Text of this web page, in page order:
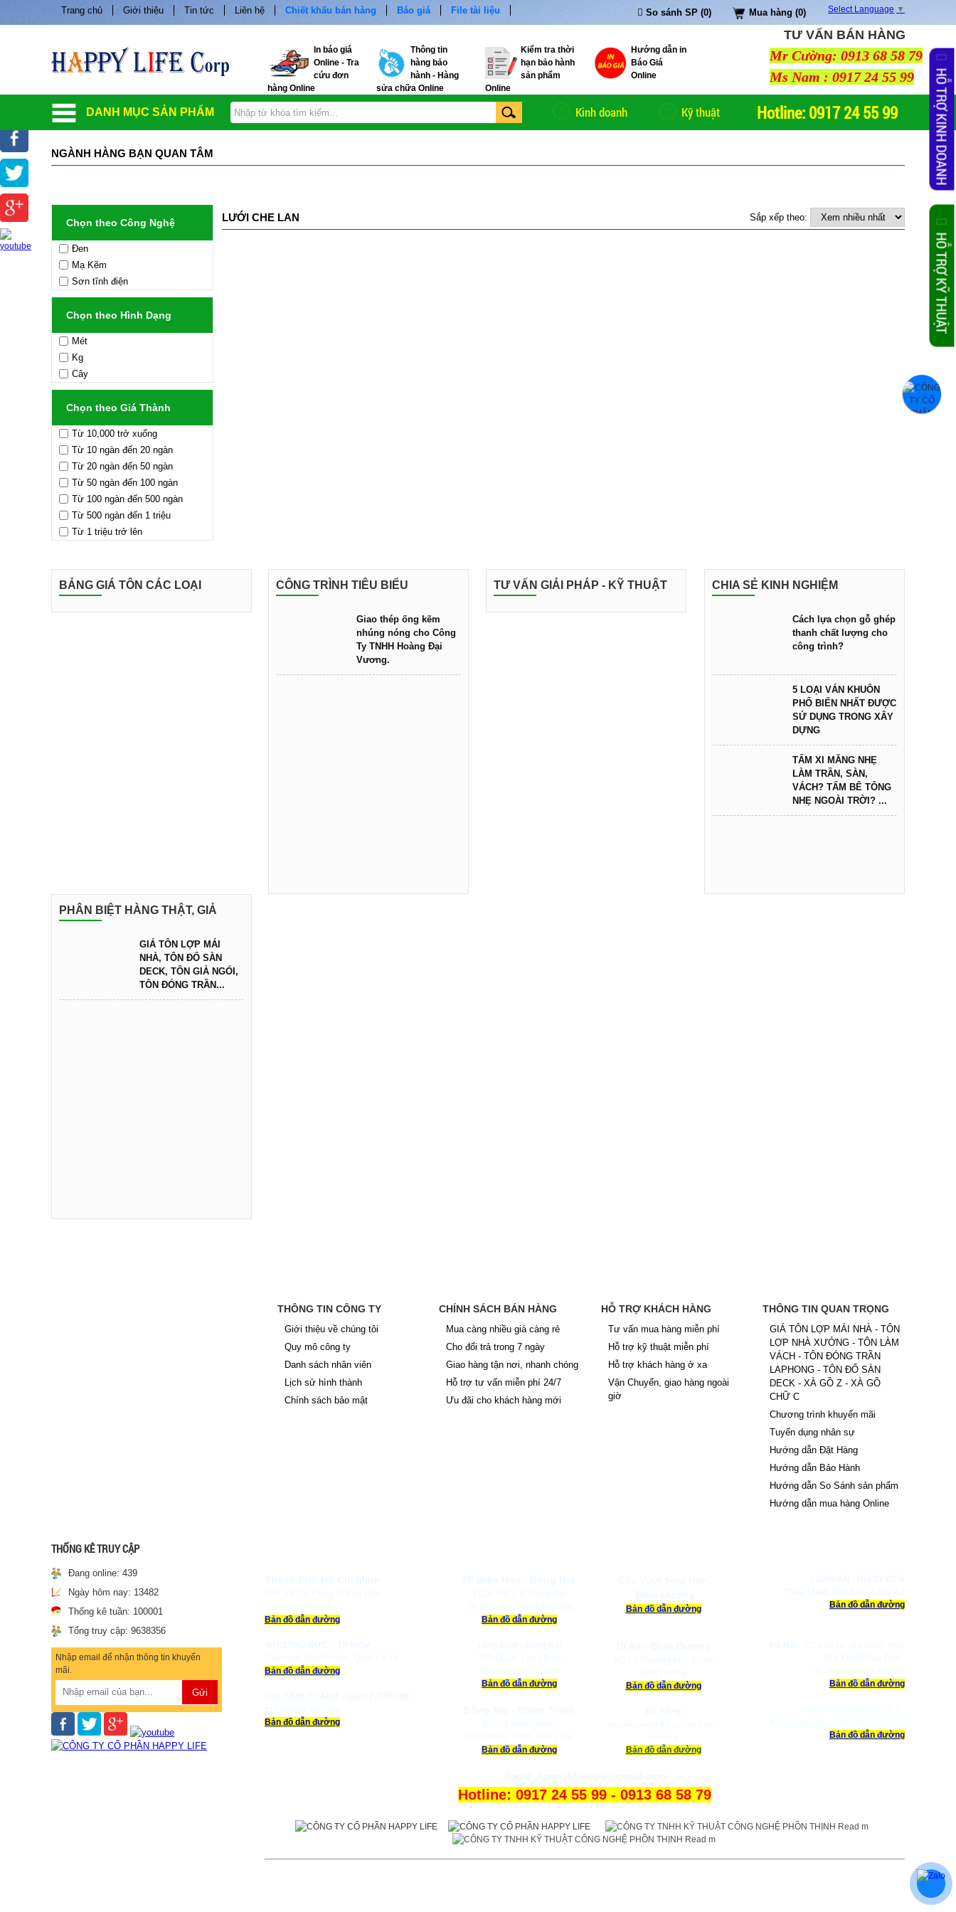
Trang chủ Giới thiệu Tin tức Liên hệ Chiết khấu bán hàng Báo giá File tài liệu Select Language ▼
Mua hàng (0)
So sánh SP (0)
In báo giá
Online - Tra
cứu đơn
hàng Online
Thông tin
hàng bảo
hành - Hàng
sửa chữa Online
Kiểm tra thời
hạn bảo hành
sản phẩm
Online
Hướng dẫn in
Báo Giá
Online
TƯ VẤN BÁN HÀNG
Mr Cường: 0913 68 58 79
Ms Nam : 0917 24 55 99
DANH MỤC SẢN PHẨM Kinh doanh Kỹ thuật Hotline: 0917 24 55 99
NGÀNH HÀNG BẠN QUAN TÂM
Chọn theo Công Nghệ
Đen
Mạ Kẽm
Sơn tĩnh điện
Chọn theo Hình Dạng
Mét
Kg
Cây
Chọn theo Giá Thành
Từ 10,000 trở xuống
Từ 10 ngàn đến 20 ngàn
Từ 20 ngàn đến 50 ngàn
Từ 50 ngàn đến 100 ngàn
Từ 100 ngàn đến 500 ngàn
Từ 500 ngàn đến 1 triệu
Từ 1 triệu trở lên
LƯỚI CHE LAN Sắp xếp theo:
BẢNG GIÁ TÔN CÁC LOẠI CÔNG TRÌNH TIÊU BIỂU
Giao thép ống kẽm
nhúng nóng cho Công
Ty TNHH Hoàng Đại
Vương.
TƯ VẤN GIẢI PHÁP - KỸ THUẬT CHIA SẺ KINH NGHIỆM
Cách lựa chọn gỗ ghép
thanh chất lượng cho
công trình?
5 LOẠI VÁN KHUÔN
PHỔ BIẾN NHẤT ĐƯỢC
SỬ DỤNG TRONG XÂY
DỰNG
TẤM XI MĂNG NHẸ
LÀM TRẦN, SÀN,
VÁCH? TẤM BÊ TÔNG
NHẸ NGOÀI TRỜI? ...
PHÂN BIỆT HÀNG THẬT, GIẢ
GIÁ TÔN LỢP MÁI
NHÀ, TÔN ĐỔ SÀN
DECK, TÔN GIẢ NGÓI,
TÔN ĐÓNG TRẦN...
THÔNG TIN CÔNG TY
Giới thiệu về chúng tôi
Quy mô công ty
Danh sách nhân viên
Lịch sử hình thành
Chính sách bảo mật
CHÍNH SÁCH BÁN HÀNG
Mua càng nhiều giá càng rẻ
Cho đổi trả trong 7 ngày
Giao hàng tận nơi, nhanh chóng
Hỗ trợ tư vấn miễn phí 24/7
Ưu đãi cho khách hàng mới
HỖ TRỢ KHÁCH HÀNG
Tư vấn mua hàng miễn phí
Hỗ trợ kỹ thuật miễn phí
Hỗ trợ khách hàng ở xa
Vận Chuyển, giao hàng ngoài
giờ
THÔNG TIN QUAN TRỌNG
GIÁ TÔN LỢP MÁI NHÀ - TÔN
LỢP NHÀ XƯỞNG - TÔN LÀM
VÁCH - TÔN ĐÓNG TRẦN
LAPHONG - TÔN ĐỔ SÀN
DECK - XÀ GỒ Z - XÀ GỒ
CHỮ C
Chương trình khuyến mãi
Tuyển dụng nhân sự
Hướng dẫn Đặt Hàng
Hướng dẫn Bảo Hành
Hướng dẫn So Sánh sản phẩm
Hướng dẫn mua hàng Online
THỐNG KÊ TRUY CẬP
Đang online: 439
Ngày hôm nay: 13482
Thống kê tuần: 100001
Tổng truy cập: 9638356
Nhập email để nhận thông tin khuyến
mãi.
Bản đồ dẫn đường
Bản đồ dẫn đường
Bản đồ dẫn đường
Bản đồ dẫn đường
Bản đồ dẫn đường
Bản đồ dẫn đường
Bản đồ dẫn đường
Bản đồ dẫn đường
Bản đồ dẫn đường
Bản đồ dẫn đường
Bản đồ dẫn đường
Bản đồ dẫn đường
Hotline: 0917 24 55 99 - 0913 68 58 79
HỖ TRỢ KINH DOANH
HỖ TRỢ KỸ THUẬT